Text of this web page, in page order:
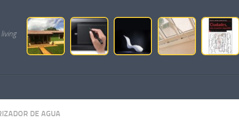
DE AGUA